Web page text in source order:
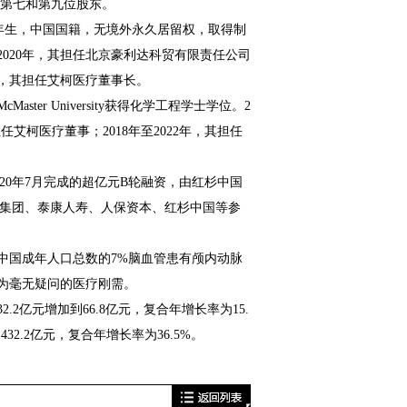
七和第九位股东。
中国国籍，无境外永久居留权，取得制
年，其担任北京豪利达科贸有限责任公司
其担任艾柯医疗董事长。
University获得化学工程学士学位。2
艾柯医疗董事；2018年至2022年，其担任
7月完成的超亿元B轮融资，由红杉中国
团、泰康人寿、人保资本、红杉中国等参
成年人口总数的7%脑血管患有颅内动脉
无疑问的医疗刚需。
亿元增加到66.8亿元，复合年增长率为15.
亿元，复合年增长率为36.5%。